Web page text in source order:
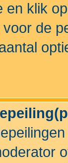
en klik
de